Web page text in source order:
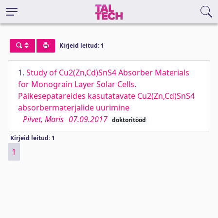
Kirjeid leitud: 1
1. Study of Cu2(Zn,Cd)SnS4 Absorber Materials
for Monograin Layer Solar Cells.
Päikesepatareides kasutatavate Cu2(Zn,Cd)SnS4
absorbermaterjalide uurimine
Pilvet, Maris 07.09.2017 doktoritööd
Kirjeid leitud: 1
1